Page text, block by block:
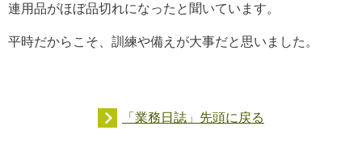
連用品がほぼ品切れになったと聞いています。
平時だからこそ、訓練や備えが大事だと思いました。
「業務日誌」先頭に戻る